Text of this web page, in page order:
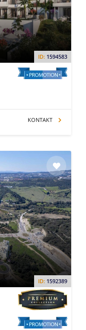
ID: 1594583
KONTAKT
ID: 1592389